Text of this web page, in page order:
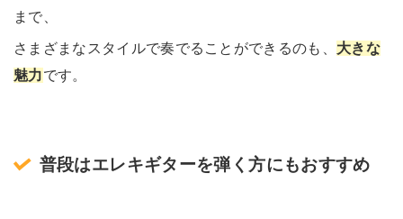
まで、
さまざまなスタイルで奏でることができるのも、 大きな
魅力です。
普段はエレキギターを弾く方にもおすすめ